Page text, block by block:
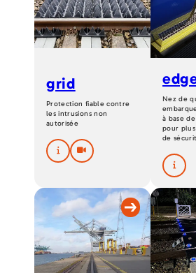
grid
Protection fiable contre
les intrusions non
autorisée
Nez de
à base
pour
de